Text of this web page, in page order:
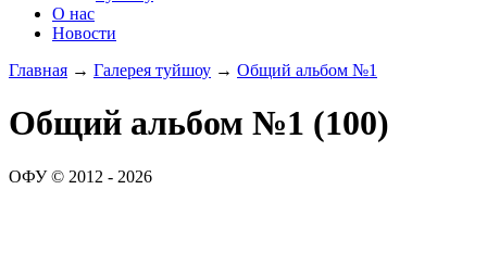
О нас
Новости
Главная → Галерея туйшоу → Общий альбом №1
Общий альбом №1 (100)
ОФУ © 2012 - 2026